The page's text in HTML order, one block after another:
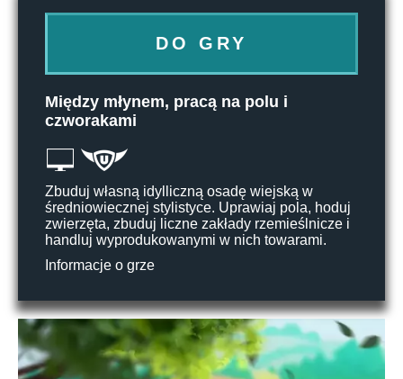
DO GRY
Między młynem, pracą na polu i
czworakami
Zbuduj własną idylliczną osadę wiejską w
średniowiecznej stylistyce. Uprawiaj pola, hoduj
zwierzęta, zbuduj liczne zakłady rzemieślnicze i
handluj wyprodukowanymi w nich towarami.
Informacje o grze